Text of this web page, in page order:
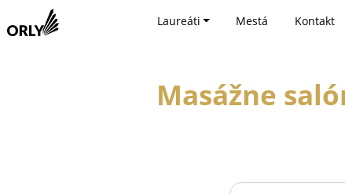
Laureáti Mestá Kontakt
Masážne